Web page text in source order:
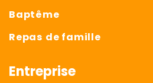
Baptême
Repas de famille
Entreprise